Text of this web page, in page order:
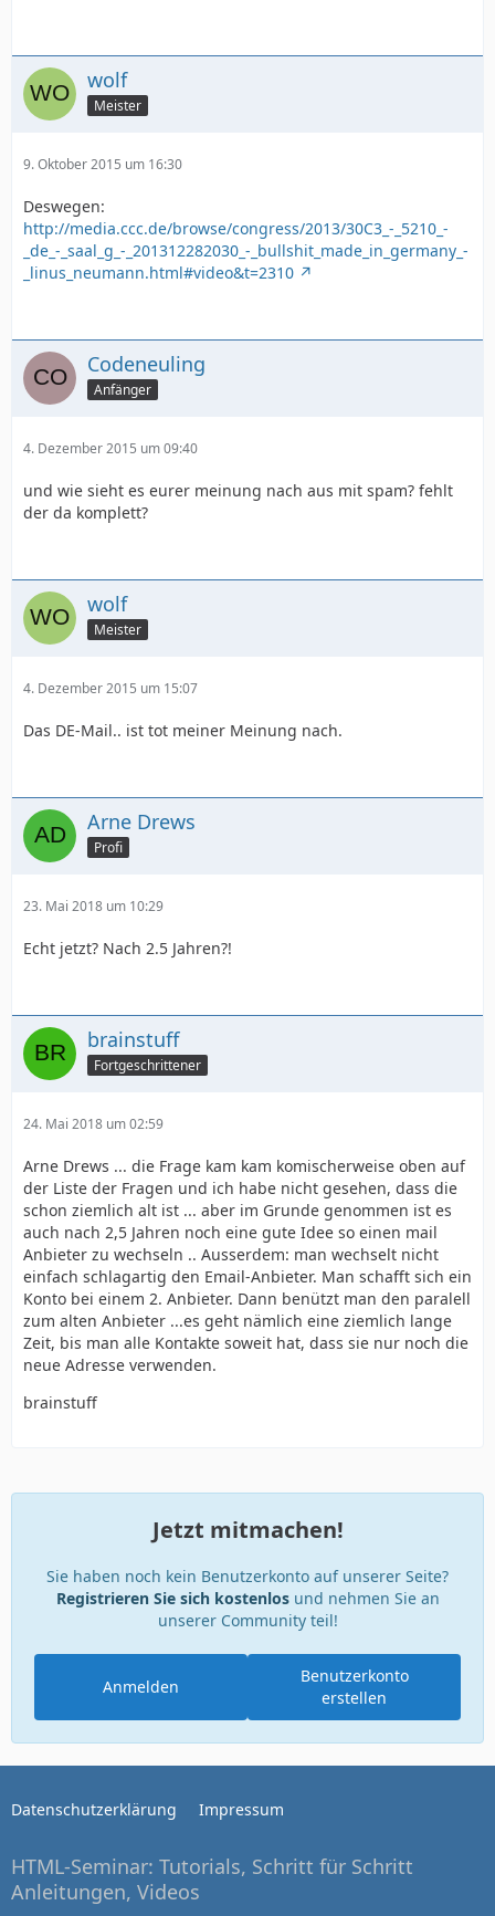
wolf
Meister
9. Oktober 2015 um 16:30
Deswegen:
http://media.ccc.de/browse/congress/2013/30C3_-_5210_-
_de_-_saal_g_-_201312282030_-_bullshit_made_in_germany_-
_linus_neumann.html#video&t=2310
Codeneuling
Anfänger
4. Dezember 2015 um 09:40
und wie sieht es eurer meinung nach aus mit spam? fehlt
der da komplett?
wolf
Meister
4. Dezember 2015 um 15:07
Das DE-Mail.. ist tot meiner Meinung nach.
Arne Drews
Profi
23. Mai 2018 um 10:29
Echt jetzt? Nach 2.5 Jahren?!
brainstuff
Fortgeschrittener
24. Mai 2018 um 02:59
Arne Drews ... die Frage kam kam komischerweise oben auf
der Liste der Fragen und ich habe nicht gesehen, dass die
schon ziemlich alt ist ... aber im Grunde genommen ist es
auch nach 2,5 Jahren noch eine gute Idee so einen mail
Anbieter zu wechseln .. Ausserdem: man wechselt nicht
einfach schlagartig den Email-Anbieter. Man schafft sich ein
Konto bei einem 2. Anbieter. Dann benützt man den paralell
zum alten Anbieter ...es geht nämlich eine ziemlich lange
Zeit, bis man alle Kontakte soweit hat, dass sie nur noch die
neue Adresse verwenden.
brainstuff
Jetzt mitmachen!
Sie haben noch kein Benutzerkonto auf unserer Seite?
Registrieren Sie sich kostenlosund nehmen Sie an
unserer Community teil!
Benutzerkonto
erstellen
Anmelden
Datenschutzerklärung Impressum
HTML-Seminar: Tutorials, Schritt für Schritt
Anleitungen, Videos